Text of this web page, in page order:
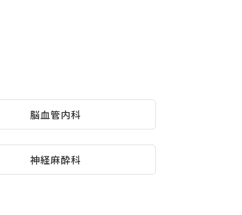
脳血管内科
神経麻酔科